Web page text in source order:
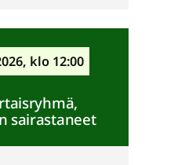
Gruppen är
i
inte efter
vara medlem i
sairastaneet
klo 12:00